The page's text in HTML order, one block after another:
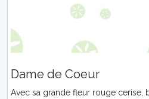
Dame de Coeur
Avec sa grande fleur rouge cerise,